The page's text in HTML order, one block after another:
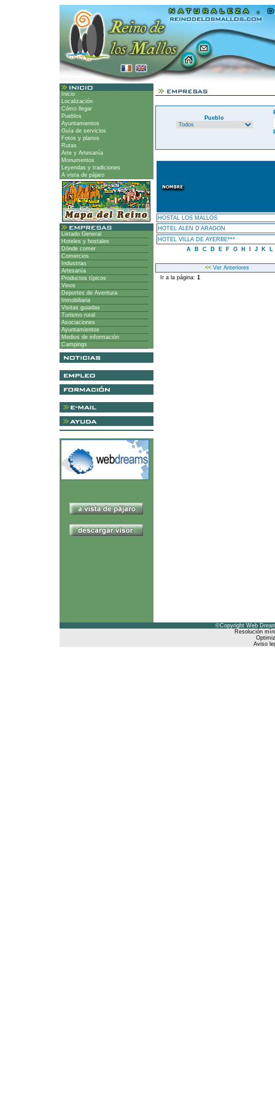
Inicio
Localización
Cómo llegar
Pueblos
Ayuntamientos
Guía de servicios
Fotos y planos
Rutas
Arte y Artesanía
Monumentos
Leyendas y tradiciones
A vista de pájaro
Listado General
Hoteles y hostales
Dónde comer
Comercios
Industrias
Artesanía
Productos típicos
Vinos
Deportes de Aventura
Inmobiliaria
Visitas guiadas
Turismo rural
Asociaciones
Ayuntamientos
Medios de información
Campings
Pueblo
HOSTAL LOS MALLOS
HOTEL ALEN D'ARAGON
HOTEL VILLA DE AYERBE***
A
B C D E F G H J K L
<<Ver Anteriores
Ir a la página: 1
©Copyright Web
Resolución
Aviso